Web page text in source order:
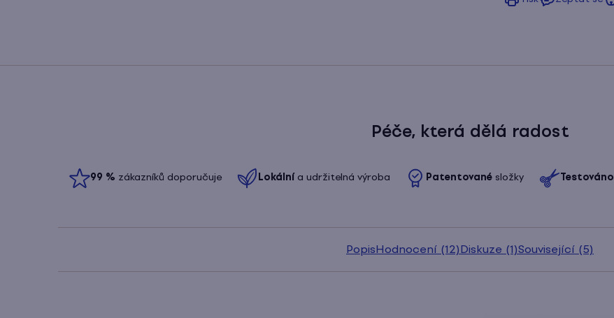
Péče, která dělá radost
99 % zákazníků doporučuje Lokálnía udržitelná výroba Patentované složky Testováno
Popis Související (5)
Hodnocení (12)Diskuze (1)